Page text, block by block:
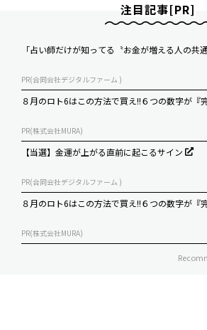
注目記事[PR]
「占い師だけが知ってる〝お金が増える人の共
PR(合同会社デジタルファーム )
８月のロト6はこの方法で買え!!６つの数字が『
PR(株式会社MURA)
【当選】金運が上がる直前に起こるサイン
PR(合同会社デジタルファーム )
８月のロト6はこの方法で買え!!６つの数字が『
PR(株式会社MURA)